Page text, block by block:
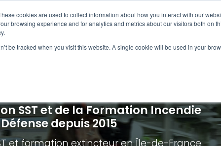
cookies are used to collect information about how you interact with our
browsing experience and for analytics and metrics about our visitors both on
be tracked when you visit this website. A single cookie will be used in your
incendie - Guide et Serre file
de première intervention
Extincteurs
Évacuation établissements de
Évacuation secteur tertiaire
Évacuation secteur industriel
SST et de la Formation Incendie
depuis 2015
et formation extincteuren Île-de-France